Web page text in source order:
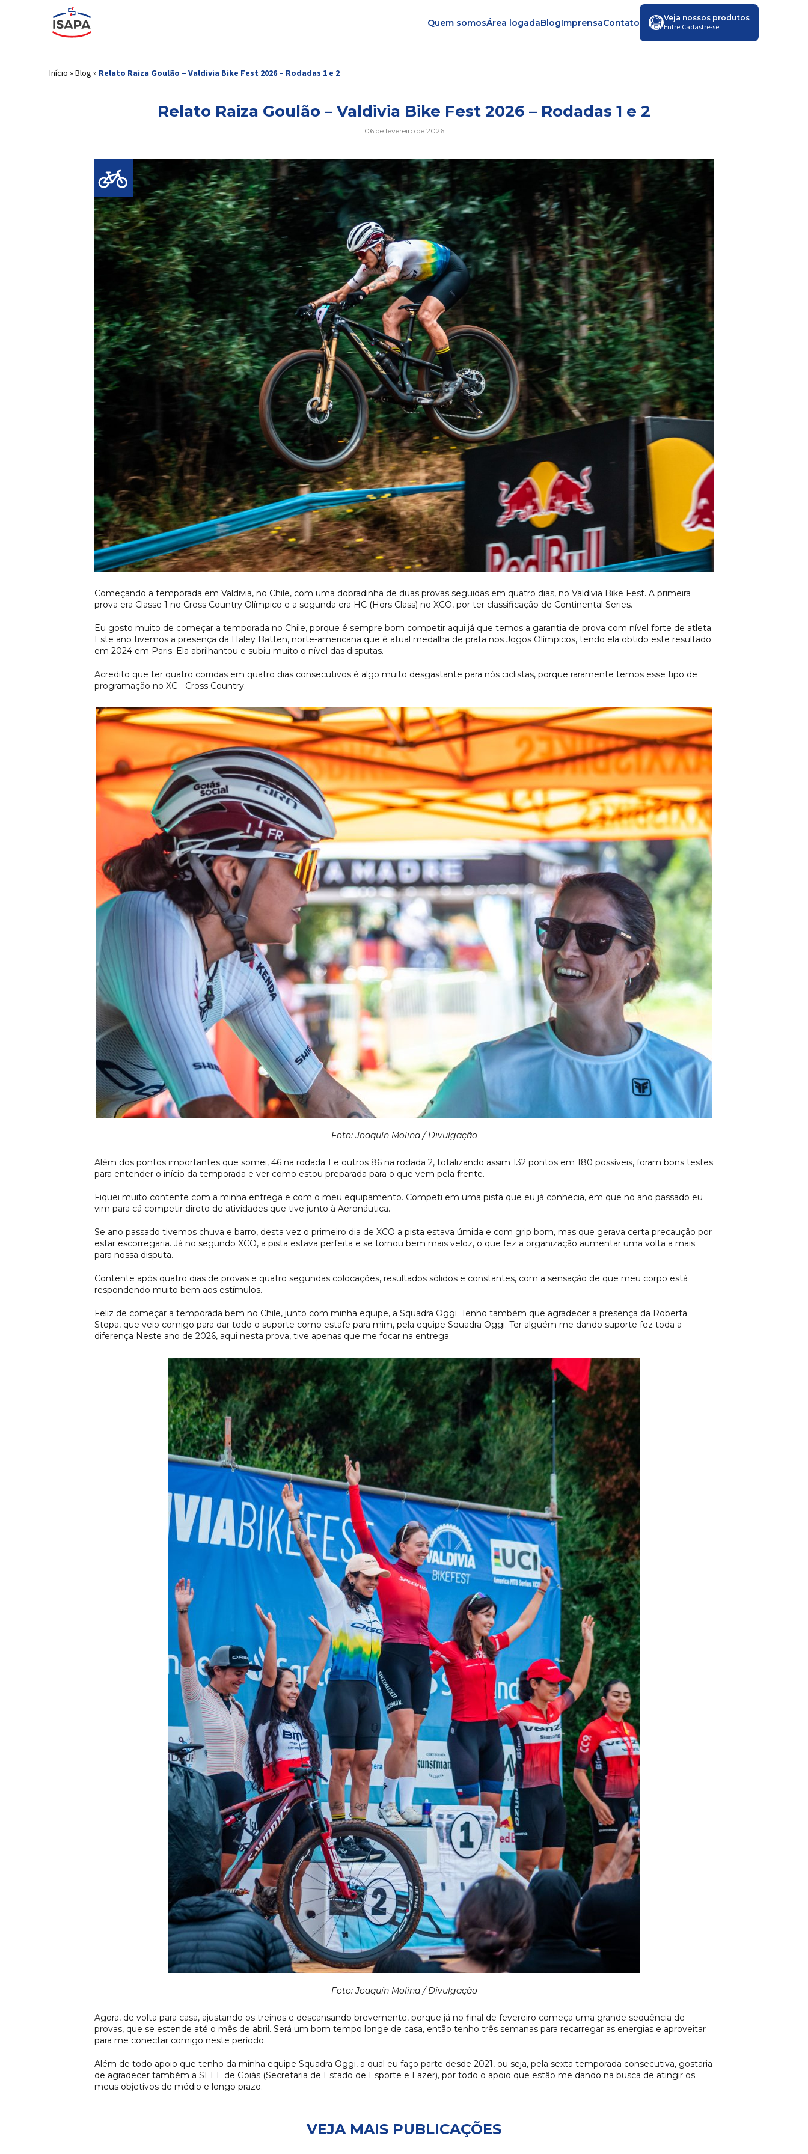
Quem somosÁrea logadaBlogImprensaContato Veja nossos produtos
Entre|Cadastre-se
Início » Blog » Relato Raiza Goulão – Valdivia Bike Fest 2026 – Rodadas 1 e 2
Relato Raiza Goulão – Valdivia Bike Fest 2026 – Rodadas 1 e 2
06 de fevereiro de 2026
Começando a temporada em Valdivia, no Chile, com uma dobradinha de duas provas seguidas em quatro dias, no Valdivia Bike Fest. A primeira
prova era Classe 1 no Cross Country Olímpico e a segunda era HC (Hors Class) no XCO, por ter classificação de Continental Series.
Eu gosto muito de começar a temporada no Chile, porque é sempre bom competir aqui já que temos a garantia de prova com nível forte de atleta.
Este ano tivemos a presença da Haley Batten, norte-americana que é atual medalha de prata nos Jogos Olímpicos, tendo ela obtido este resultado
em 2024 em Paris. Ela abrilhantou e subiu muito o nível das disputas.
Acredito que ter quatro corridas em quatro dias consecutivos é algo muito desgastante para nós ciclistas, porque raramente temos esse tipo de
programação no XC - Cross Country.
Foto:Joaquín Molina / Divulgação
Além dos pontos importantes que somei, 46 na rodada 1 e outros 86 na rodada 2, totalizando assim 132 pontos em 180 possíveis, foram bons testes
para entender o início da temporada e ver como estou preparada para o que vem pela frente.
Fiquei muito contente com a minha entrega e com o meu equipamento. Competi em uma pista que eu já conhecia, em que no ano passado eu
vim para cá competir direto de atividades que tive junto à Aeronáutica.
Se ano passado tivemos chuva e barro, desta vez o primeiro dia de XCO a pista estava úmida e com grip bom, mas que gerava certa precaução por
estar escorregaria. Já no segundo XCO, a pista estava perfeita e se tornou bem mais veloz, o que fez a organização aumentar uma volta a mais
para nossa disputa.
Contente após quatro dias de provas e quatro segundas colocações, resultados sólidos e constantes, com a sensação de que meu corpo está
respondendo muito bem aos estímulos.
Feliz de começar a temporada bem no Chile, junto com minha equipe, a Squadra Oggi. Tenho também que agradecer a presença da Roberta
Stopa, que veio comigo para dar todo o suporte como estafe para mim, pela equipe Squadra Oggi. Ter alguém me dando suporte fez toda a
diferença Neste ano de 2026, aqui nesta prova, tive apenas que me focar na entrega.
Foto:Joaquín Molina / Divulgação
Agora, de volta para casa, ajustando os treinos e descansando brevemente, porque já no final de fevereiro começa uma grande sequência de
provas, que se estende até o mês de abril. Será um bom tempo longe de casa, então tenho três semanas para recarregar as energias e aproveitar
para me conectar comigo neste período.
Além de todo apoio que tenho da minha equipe Squadra Oggi, a qual eu faço parte desde 2021, ou seja, pela sexta temporada consecutiva, gostaria
de agradecer também a SEEL de Goiás (Secretaria de Estado de Esporte e Lazer), por todo o apoio que estão me dando na busca de atingir os
meus objetivos de médio e longo prazo.
VEJA MAIS PUBLICAÇÕES